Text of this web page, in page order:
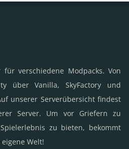
für verschiedene Modpacks. Von
über Vanilla, SkyFactory und
unserer Serverübersicht findest
Server. Um vor Griefern zu
zu bieten, bekommt
Welt!